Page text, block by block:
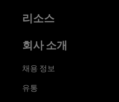
리소스
회사 소개
채용 정보
유통